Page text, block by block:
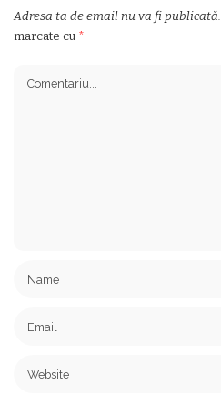
Adresa ta de email nu va fi publicată.
marcate cu *